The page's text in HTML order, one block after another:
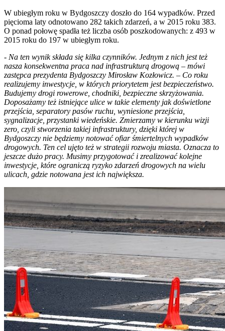
W ubiegłym roku w Bydgoszczy doszło do 164 wypadków. Przed
pięcioma laty odnotowano 282 takich zdarzeń, a w 2015 roku 383.
O ponad połowę spadła też liczba osób poszkodowanych: z 493 w
2015 roku do 197 w ubiegłym roku.
- Na ten wynik składa się kilka czynników. Jednym z nich jest też
nasza konsekwentna praca nad infrastrukturą drogową – mówi
zastępca prezydenta Bydgoszczy Mirosław Kozłowicz. – Co roku
realizujemy inwestycje, w których priorytetem jest bezpieczeństwo.
Budujemy drogi rowerowe, chodniki, bezpieczne skrzyżowania.
Doposażamy też istniejące ulice w takie elementy jak doświetlone
przejścia, separatory pasów ruchu, wyniesione przejścia,
sygnalizacje, przystanki wiedeńskie. Zmierzamy w kierunku wizji
zero, czyli stworzenia takiej infrastruktury, dzięki której w
Bydgoszczy nie będziemy notować ofiar śmiertelnych wypadków
drogowych. Ten cel ujęto też w strategii rozwoju miasta. Oznacza to
jeszcze dużo pracy. Musimy przygotować i zrealizować kolejne
inwestycje, które ograniczą ryzyko zdarzeń drogowych na wielu
ulicach, gdzie notowana jest ich największa.